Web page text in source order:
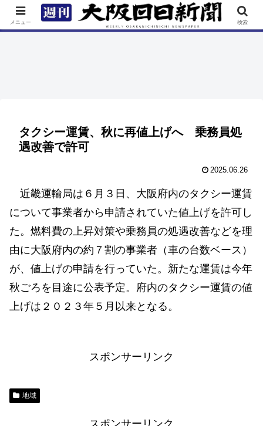
TOP 特集 ニュース 連載 街ネタ イベント
タクシー運賃、秋に再値上げへ 乗務員処
遇改善で許可
2025.06.26
近畿運輸局は６月３日、大阪府内のタクシー運賃
について事業者から申請されていた値上げを許可し
た。燃料費の上昇対策や乗務員の処遇改善などを理
由に大阪府内の約７割の事業者（車の台数ベース）
が、値上げの申請を行っていた。新たな運賃は今年
秋ごろを目途に公表予定。府内のタクシー運賃の値
上げは２０２３年５月以来となる。
スポンサーリンク
地域
スポンサーリンク
メニュー 検索